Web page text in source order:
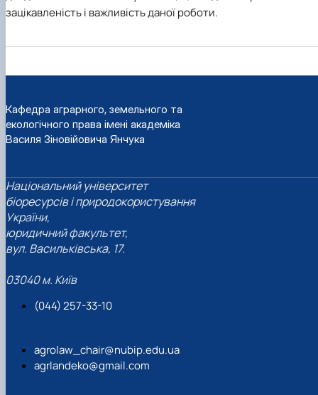
зацікавленість і важливість даної роботи.
Кафедра аграрного, земельного та
екологічного права імені академіка
Василя Зіновійовича Янчука
Національний університет
біоресурсів і природокористування
України,
юридичний факультет,
вул. Васильківська, 17.
03040 м. Київ
(044) 257-33-10
agrolaw_chair@nubip.edu.ua
agrlandeko@gmail.com